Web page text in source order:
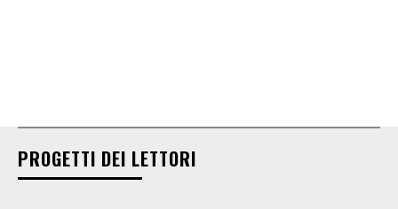
PROGETTI DEI LETTORI